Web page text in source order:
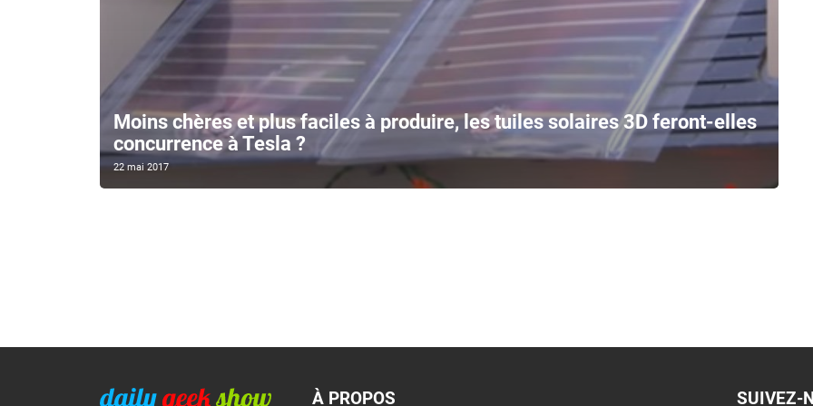
Moins chères et plus faciles à produire, les tuiles solaires 3D feront-elles
concurrence à Tesla ?
22 mai 2017
À PROPOS SUIVEZ-